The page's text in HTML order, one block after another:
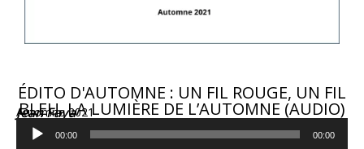
ÉDITO D'AUTOMNE : UN FIL ROUGE, UN FIL
BLEU. LA LUMIÈRE DE L’AUTOMNE (AUDIO)
Jean Faya
Automne 2021
Lecteur
audio 00:00 00:00